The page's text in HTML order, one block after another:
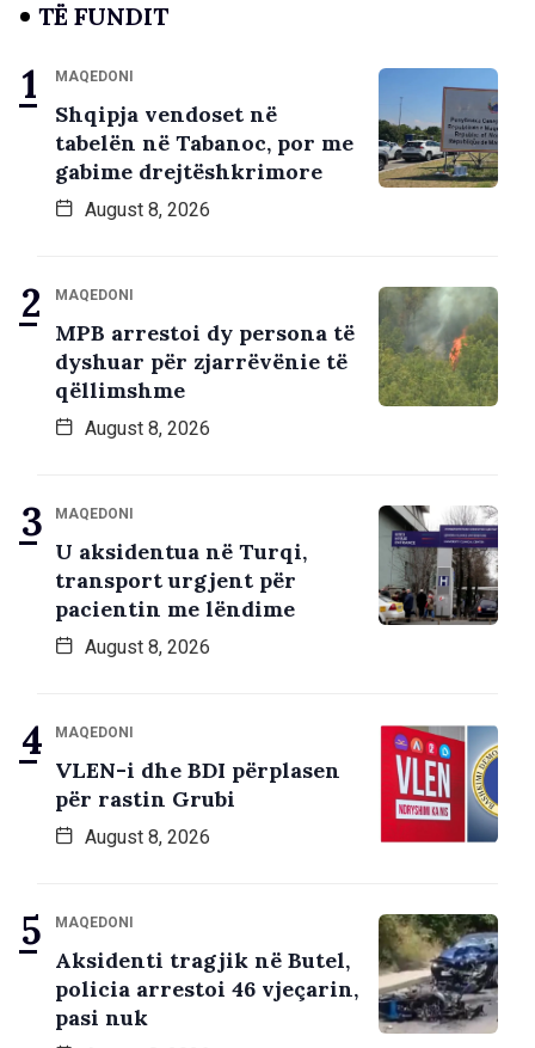
TË FUNDIT
MAQEDONI
Shqipja vendoset në
tabelën në Tabanoc, por me
gabime drejtëshkrimore
August 8, 2026
MAQEDONI
MPB arrestoi dy persona të
dyshuar për zjarrëvënie të
qëllimshme
August 8, 2026
MAQEDONI
U aksidentua në Turqi,
transport urgjent për
pacientin me lëndime
August 8, 2026
MAQEDONI
VLEN-i dhe BDI përplasen
për rastin Grubi
August 8, 2026
MAQEDONI
Aksidenti tragjik në Butel,
policia arrestoi 46 vjeçarin,
pasi nuk